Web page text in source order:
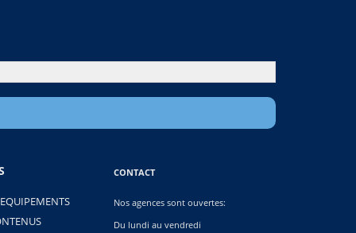
CONTACT
Nos agences sont ouvertes:
Du lundi au vendredi